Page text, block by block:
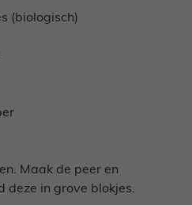
(biologisch)
Maak de peer en
deze in grove blokjes.